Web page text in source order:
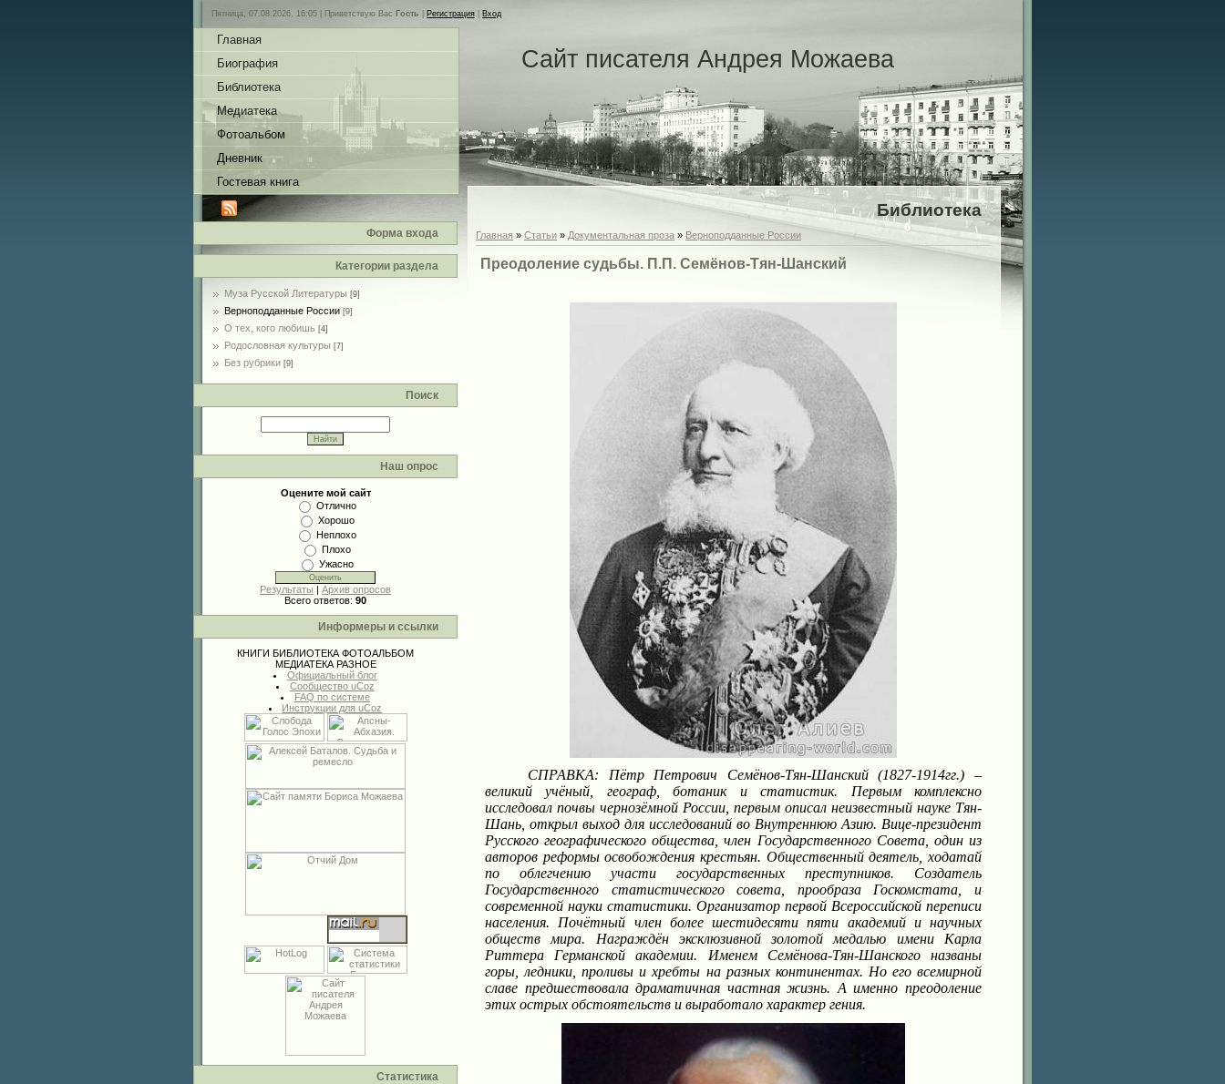
Пятница, 07.08.2026, 16:05 | Приветствую Вас Гость Регистрация Вход
Главная
Биография
Библиотека
Медиатека
Фотоальбом
Дневник
Гостевая книга
Форма входа
Категории раздела
Муза Русской Литературы [9]
Верноподданные России [9]
О тех, кого любишь [4]
Родословная культуры [7]
Без рубрики [9]
Поиск
Наш опрос
Оцените мой сайт
Отлично
Хорошо
Неплохо
Плохо
Ужасно
Результаты | Архив опросов
Всего ответов: 90
Информеры и ссылки
КНИГИ БИБЛИОТЕКА ФОТОАЛЬБОМ
МЕДИАТЕКА РАЗНОЕ
Официальный блог
Сообщество uCoz
FAQ по системе
Инструкции для uCoz
Статистика
Сайт писателя Андрея Можаева
Библиотека
Главная » Статьи » Документальная проза » Верноподданные России
Преодоление судьбы. П.П. Семёнов-Тян-Шанский
СПРАВКА: Пётр Петрович Семёнов-Тян-Шанский (1827-1914гг.) –
великий учёный, географ, ботаник и статистик. Первым комплексно
исследовал почвы чернозёмной России, первым описал неизвестный науке Тян-
Шань, открыл выход для исследований во Внутреннюю Азию. Вице-президент
Русского географического общества, член Государственного Совета, один из
авторов реформы освобождения крестьян. Общественный деятель, ходатай
по облегчению участи государственных преступников. Создатель
Государственного статистического совета, прообраза Госкомстата, и
современной науки статистики. Организатор первой Всероссийской переписи
населения. Почётный член более шестидесяти пяти академий и научных
обществ мира. Награждён эксклюзивной золотой медалью имени Карла
Риттера Германской академии. Именем Семёнова-Тян-Шанского названы
горы, ледники, проливы и хребты на разных континентах. Но его всемирной
славе предшествовала драматичная частная жизнь. А именно преодоление
этих острых обстоятельств и выработало характер гения.